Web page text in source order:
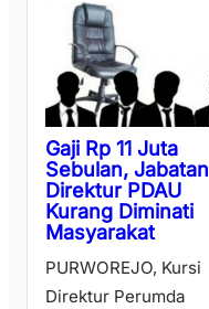
Gaji Rp 11 Juta
Sebulan, Jabatan
Direktur PDAU
Kurang Diminati
Masyarakat
PURWOREJO, Kursi
Direktur Perumda